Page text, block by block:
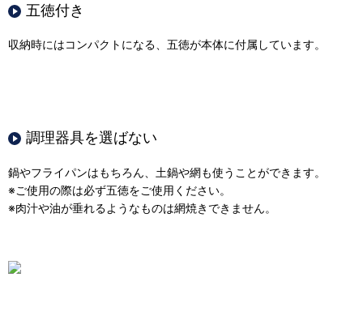
五徳付き
収納時にはコンパクトになる、五徳が本体に付属しています。
調理器具を選ばない
鍋やフライパンはもちろん、土鍋や網も使うことができます。
※ご使用の際は必ず五徳をご使用ください。
※肉汁や油が垂れるようなものは網焼きできません。